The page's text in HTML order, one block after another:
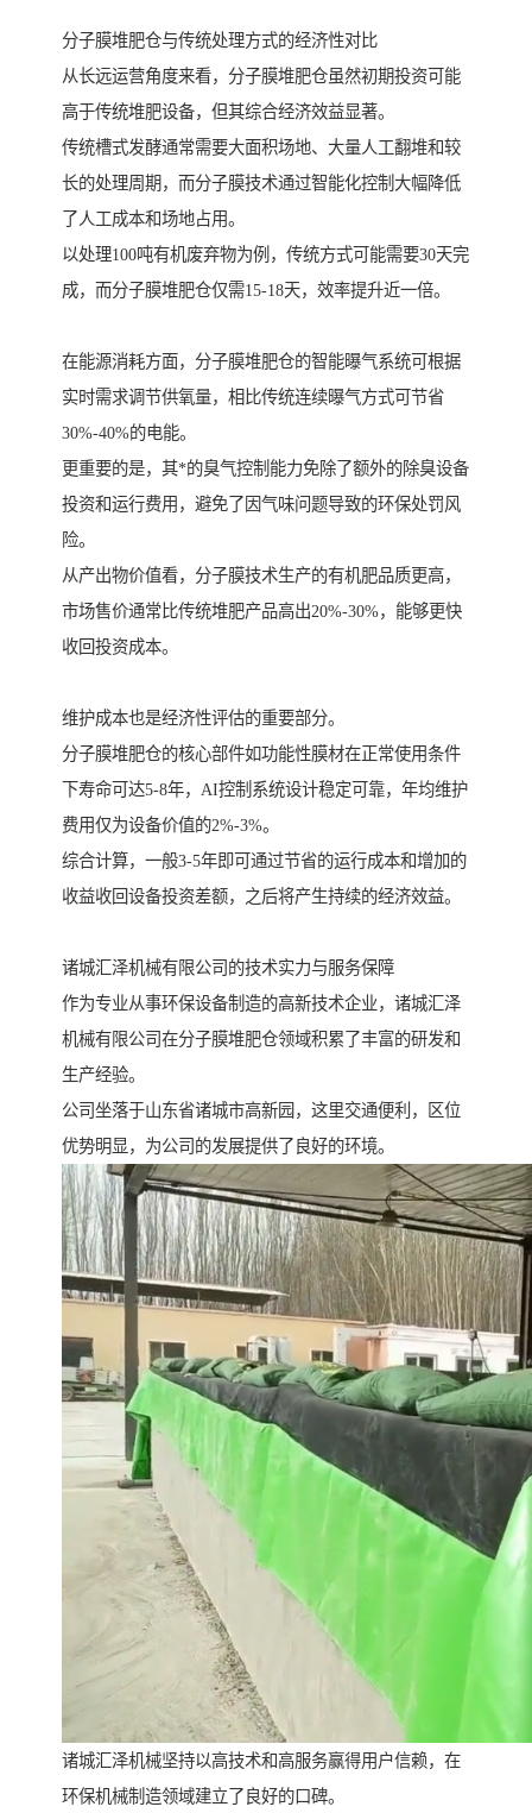
分子膜堆肥仓与传统处理方式的经济性对比
从长远运营角度来看，分子膜堆肥仓虽然初期投资可能
高于传统堆肥设备，但其综合经济效益显著。
传统槽式发酵通常需要大面积场地、大量人工翻堆和较
长的处理周期，而分子膜技术通过智能化控制大幅降低
了人工成本和场地占用。
以处理100吨有机废弃物为例，传统方式可能需要30天完
成，而分子膜堆肥仓仅需15-18天，效率提升近一倍。
在能源消耗方面，分子膜堆肥仓的智能曝气系统可根据
实时需求调节供氧量，相比传统连续曝气方式可节省
30%-40%的电能。
更重要的是，其*的臭气控制能力免除了额外的除臭设备
投资和运行费用，避免了因气味问题导致的环保处罚风
险。
从产出物价值看，分子膜技术生产的有机肥品质更高，
市场售价通常比传统堆肥产品高出20%-30%，能够更快
收回投资成本。
维护成本也是经济性评估的重要部分。
分子膜堆肥仓的核心部件如功能性膜材在正常使用条件
下寿命可达5-8年，AI控制系统设计稳定可靠，年均维护
费用仅为设备价值的2%-3%。
综合计算，一般3-5年即可通过节省的运行成本和增加的
收益收回设备投资差额，之后将产生持续的经济效益。
诸城汇泽机械有限公司的技术实力与服务保障
作为专业从事环保设备制造的高新技术企业，诸城汇泽
机械有限公司在分子膜堆肥仓领域积累了丰富的研发和
生产经验。
公司坐落于山东省诸城市高新园，这里交通便利，区位
优势明显，为公司的发展提供了良好的环境。
诸城汇泽机械坚持以高技术和高服务赢得用户信赖，在
环保机械制造领域建立了良好的口碑。